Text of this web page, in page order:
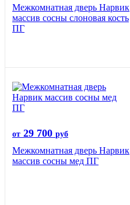
Межкомнатная дверь Нарвик
массив сосны слоновая кость
ПГ
от 29 700 руб
Межкомнатная дверь Нарвик
массив сосны мед ПГ